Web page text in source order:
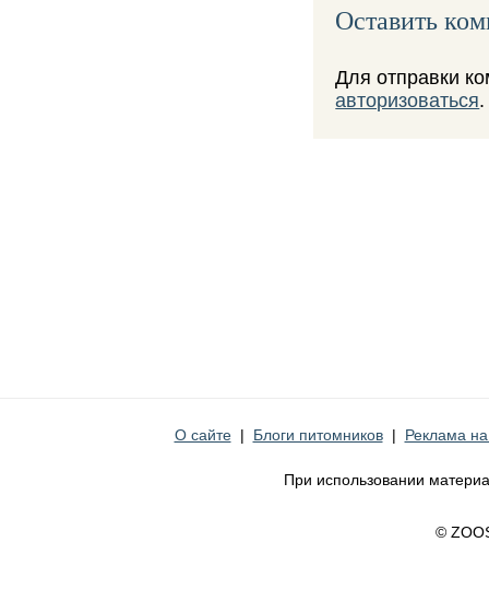
Оставить
Для отправки
авторизоваться.
О сайте| Блоги питомников| Реклама
При использовании
©